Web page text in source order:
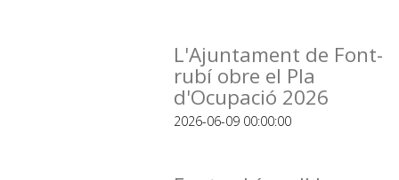
L'Ajuntament de Font-
rubí obre el Pla
d'Ocupació 2026
2026-06-09 00:00:00